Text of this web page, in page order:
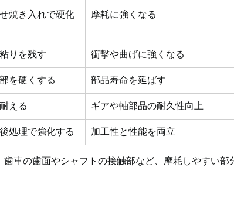
焼き入れで硬化
摩耗に強くなる
りを残す 衝撃や曲げに強くなる
を硬くする 部品寿命を延ばす
える ギアや軸部品の耐久性向上
処理で強化する 加工性と性能を両立
車の歯面やシャフトの接触部など、摩耗しやすい部